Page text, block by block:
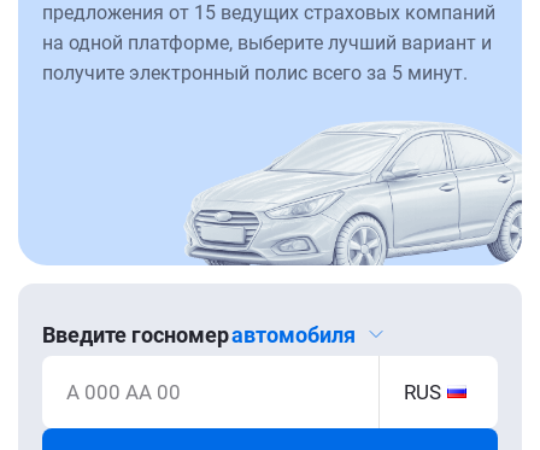
предложения от 15 ведущих страховых компаний
на одной платформе, выберите лучший вариант и
получите электронный полис всего за 5 минут.
Введите госномеравтомобиля
А 000 АА 00 RUS